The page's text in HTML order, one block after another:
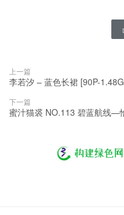
上一篇
李若汐 – 蓝色长裙 [90P-
下一篇
蜜汁猫裘 NO.113 碧蓝航线—